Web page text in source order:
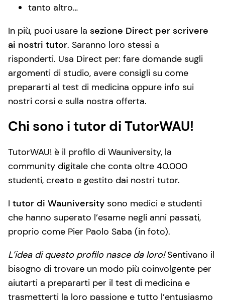
tanto altro…
In più, puoi usare la sezione Direct per scrivere
ai nostri tutor. Saranno loro stessi a
risponderti. Usa Direct per: fare domande sugli
argomenti di studio, avere consigli su come
prepararti al test di medicina oppure info sui
nostri corsi e sulla nostra offerta.
Chi sono i tutor di TutorWAU!
TutorWAU! è il profilo di Wauniversity, la
community digitale che conta oltre 40.000
studenti, creato e gestito dai nostri tutor.
I tutor di Wauniversity sono medici e studenti
che hanno superato l’esame negli anni passati,
proprio come Pier Paolo Saba (in foto).
L’idea di questo profilo nasce da loro!Sentivano il
bisogno di trovare un modo più coinvolgente per
aiutarti a prepararti per il test di medicina e
trasmetterti la loro passione e tutto l’entusiasmo